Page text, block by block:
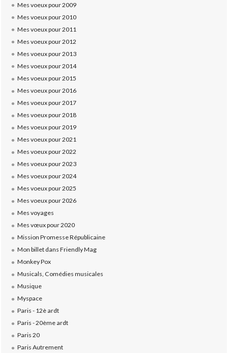
Mes voeux pour 2009
Mes voeux pour 2010
Mes voeux pour 2011
Mes voeux pour 2012
Mes voeux pour 2013
Mes voeux pour 2014
Mes voeux pour 2015
Mes voeux pour 2016
Mes voeux pour 2017
Mes voeux pour 2018
Mes voeux pour 2019
Mes voeux pour 2021
Mes voeux pour 2022
Mes voeux pour 2023
Mes voeux pour 2024
Mes voeux pour 2025
Mes voeux pour 2026
Mes voyages
Mes vœux pour 2020
Mission Promesse Républicaine
Mon billet dans Friendly Mag
Monkey Pox
Musicals, Comédies musicales
Musique
Myspace
Paris - 12è ardt
Paris - 20ème ardt
Paris 20
Paris Autrement